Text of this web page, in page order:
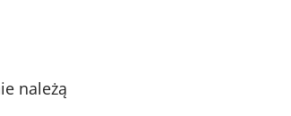
należą